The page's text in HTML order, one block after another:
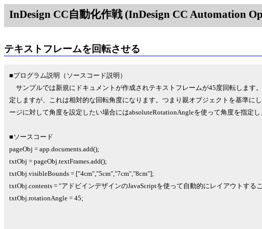
InDesign CC自動化作戦 (InDesign CC Automation
テキストフレームを回転させる
■プログラム説明（ソースコード説明）
サンプルでは新規にドキュメントが作成されテキストフレームが45度回転します
定しますが、これは相対的な回転角度になります。つまり親オブジェクトを基準に
ージに対して角度を設定したい場合にはabsoluteRotationAngleを使って角度を指定し
■ソースコード
pageObj = app.documents.add();
txtObj = pageObj.textFrames.add();
txtObj.visibleBounds = ["4cm","5cm","7cm","8cm"];
txtObj.contents = "アドビインデザインのJavaScriptを使って自動的にレイアウトする
txtObj.rotationAngle = 45;